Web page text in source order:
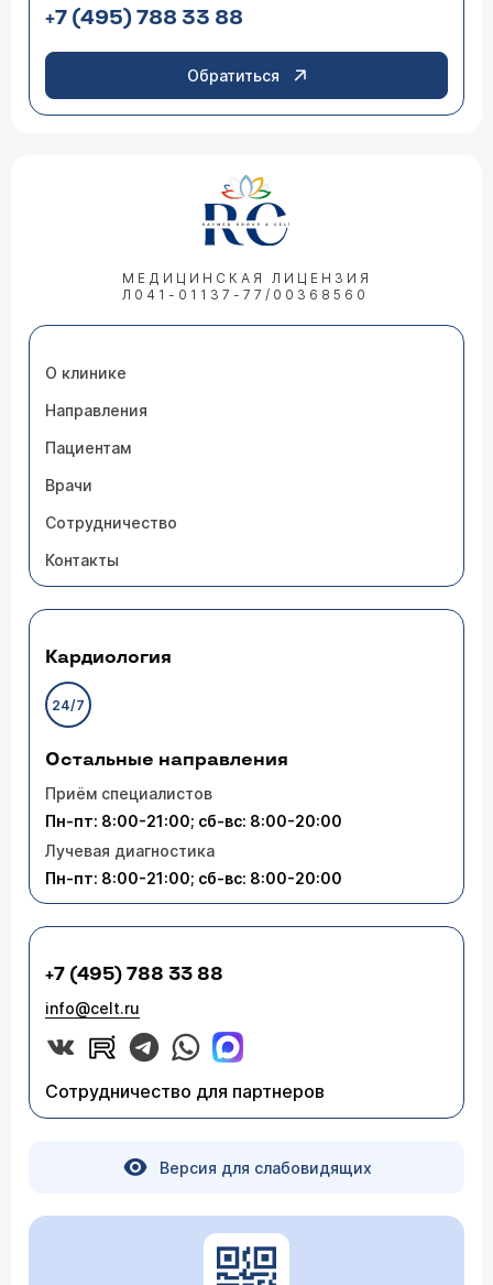
+7 (495) 788 33 88
Обратиться
МЕДИЦИНСКАЯ ЛИЦЕНЗИЯ
Л041-01137-77/00368560
О клинике
Направления
Пациентам
Врачи
Сотрудничество
Контакты
Кардиология
24/7
Остальные направления
Приём специалистов
Пн-пт: 8:00-21:00; сб-вс: 8:00-20:00
Лучевая диагностика
Пн-пт: 8:00-21:00; сб-вс: 8:00-20:00
+7 (495) 788 33 88
info@celt.ru
Сотрудничество для партнеров
Версия для слабовидящих